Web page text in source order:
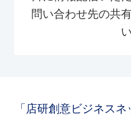
問い合わせ先の共
「店研創意ビジネス